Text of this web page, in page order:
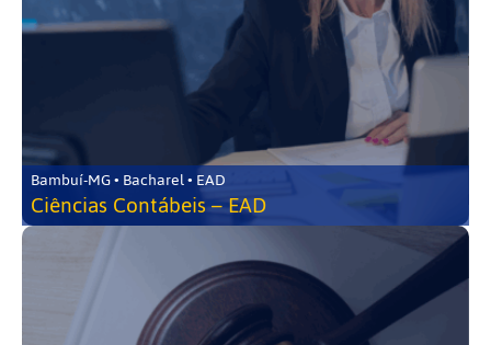
Bambuí-MG • Bacharel • EAD
Ciências Contábeis – EAD